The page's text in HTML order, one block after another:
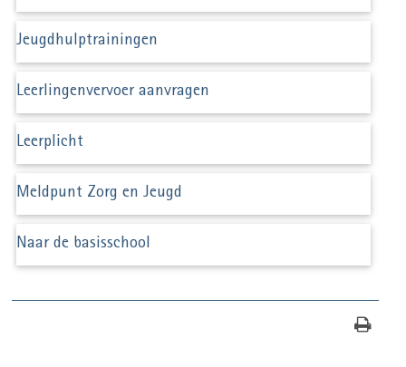
Jeugdhulptrainingen
Leerlingenvervoer aanvragen
Leerplicht
Meldpunt Zorg en Jeugd
Naar de basisschool